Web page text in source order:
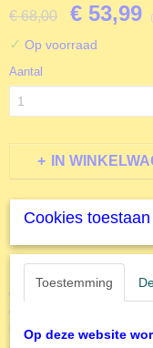
€ 68,00 € 53,99
✓ Op voorraad
Aantal
IN
Specificaties
Productcode
Productcode leverancier
Omschrijving
de Fata Morgana,
geheimen dan je favoriete
bling tot kelders en
Cookies
Toestemming
Op deze website